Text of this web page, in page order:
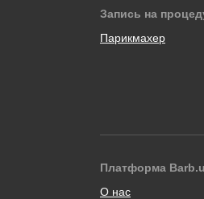
Запись на
Парикмахер
Платформа
О нас